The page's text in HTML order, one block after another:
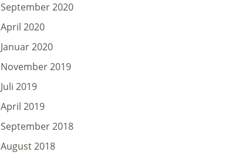
September 2020
April 2020
Januar 2020
November 2019
Juli 2019
April 2019
September 2018
August 2018